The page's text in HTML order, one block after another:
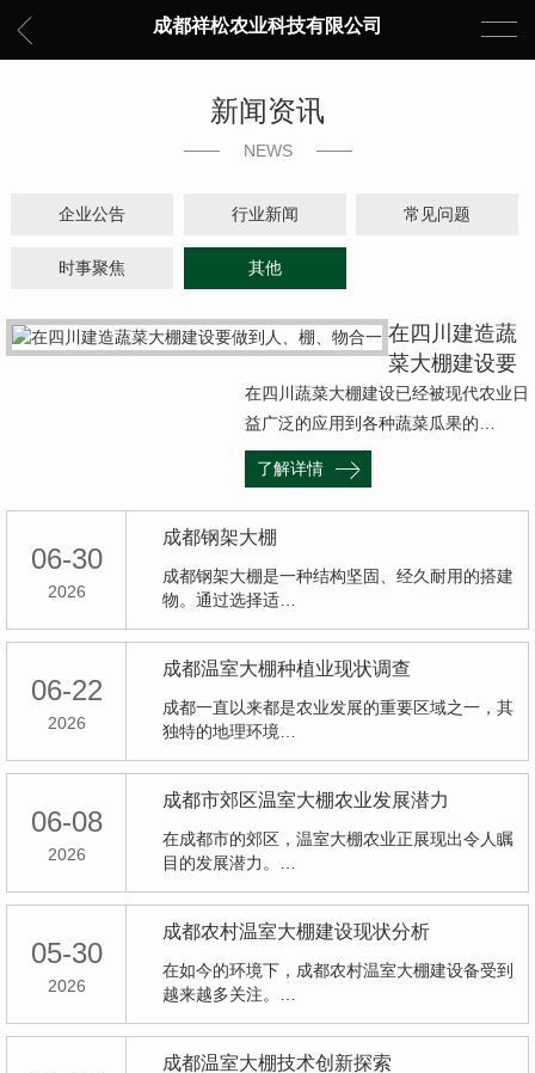
成都祥松农业科技有限公司
新闻资讯
NEWS
企业公告 行业新闻 常见问题
时事聚焦 其他
在四川建造蔬
菜大棚建设要
做到人、棚、
物合一
在四川蔬菜大棚建设已经被现代农业日
益广泛的应用到各种蔬菜瓜果的…
了解详情
06-30
2026
成都钢架大棚
成都钢架大棚是一种结构坚固、经久耐用的搭建
物。通过选择适…
06-22
2026
成都温室大棚种植业现状调查
成都一直以来都是农业发展的重要区域之一，其
独特的地理环境…
06-08
2026
成都市郊区温室大棚农业发展潜力
在成都市的郊区，温室大棚农业正展现出令人瞩
目的发展潜力。…
05-30
2026
成都农村温室大棚建设现状分析
在如今的环境下，成都农村温室大棚建设备受到
越来越多关注。…
成都温室大棚技术创新探索